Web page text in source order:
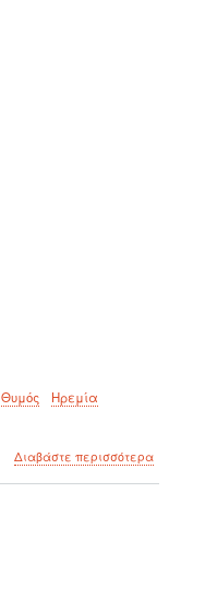
Θυμός
Ηρεμία
Διαβάστε περισσότεραγια